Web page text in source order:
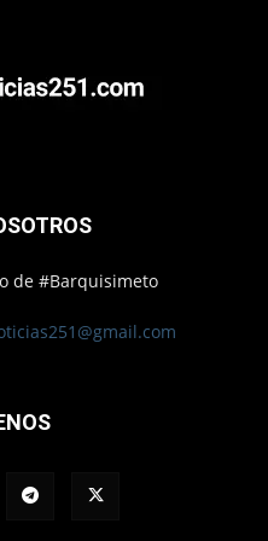
de #Barquisimeto